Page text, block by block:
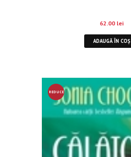
62.00 lei
ADAUGĂ ÎN COȘ
REDUCE
RE!